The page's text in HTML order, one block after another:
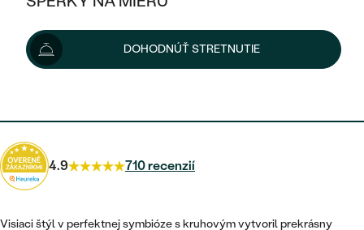
KOMBINOVANÉ ZLATO
PODĽA ŠTÝLU
ETERNITY
POSTRANNÉ DRAHOKAMY
HALO
VINTAGE
SET ZÁSNUBNÉHO PRSTEŇA A
VÝPREDAJ
ŠPERKY ČO POMÁHAJÚ
PODĽA TYPU
NÁUŠNICE
PRSTENE
PLATINOVÉ
NAPICHOVACIE
KRUHOVÉ
MINIMALISTICKÉ
ZLATÉ
STRIEBORNÉ
PODĽA ŠTÝLU
SOLITÉR
VÝPREDAJ
ZLATÉ
STRIEBORNÉ
DOHODNÚŤ STRETNUTIE
38 €40 € -5 %
Možnosti doručenia
4.9 710 recenzií
Visiaci štýl v perfektnej symbióze s kruhovým vytvoril prekrásny